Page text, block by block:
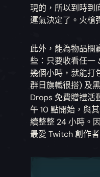
現的，所以到時到
運氣決定了。火槍
此外，能為物品欄
些：只要收看任一
幾個小時，就能打
群日旗幟很搭) 及
Drops 免費贈禮活
午 10 點開始，與
續整整 24 小時。
最愛 Twitch 創作